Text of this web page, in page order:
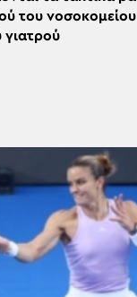
του
γιατρού